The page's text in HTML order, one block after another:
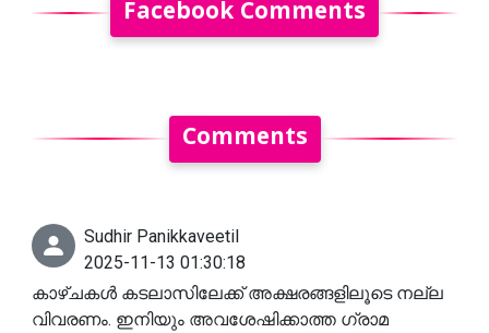
Facebook Comments
Comments
Sudhir Panikkaveetil
2025-11-13 01:30:18
കാഴ്ചകൾ കടലാസിലേക്ക് അക്ഷരങ്ങളിലൂടെ നല്ല
വിവരണം. ഇനിയും അവശേഷിക്കാത്ത ഗ്രാമ